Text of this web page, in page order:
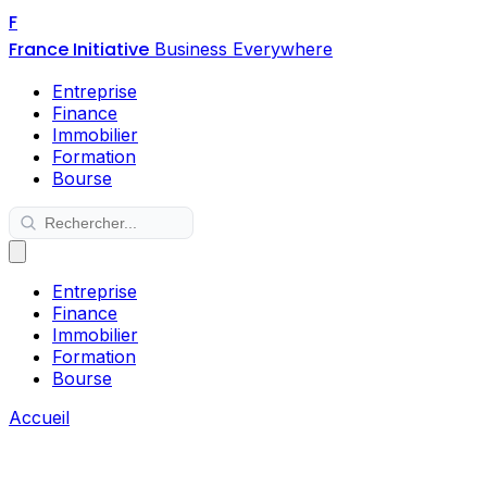
F
France Initiative Business Everywhere
Entreprise
Finance
Immobilier
Formation
Bourse
Entreprise
Finance
Immobilier
Formation
Bourse
Accueil